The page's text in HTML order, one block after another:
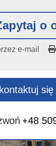
o
e-mail
+48